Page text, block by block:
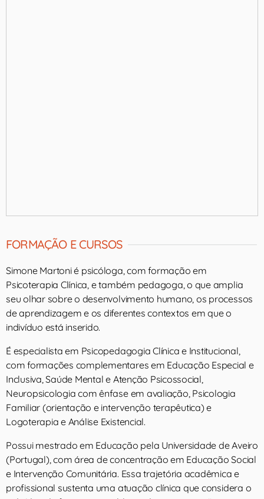
FORMAÇÃO E CURSOS
Simone Martoni é psicóloga, com formação em
Psicoterapia Clínica, e também pedagoga, o que amplia
seu olhar sobre o desenvolvimento humano, os processos
de aprendizagem e os diferentes contextos em que o
indivíduo está inserido.
É especialista em Psicopedagogia Clínica e Institucional,
com formações complementares em Educação Especial e
Inclusiva, Saúde Mental e Atenção Psicossocial,
Neuropsicologia com ênfase em avaliação, Psicologia
Familiar (orientação e intervenção terapêutica) e
Logoterapia e Análise Existencial.
Possui mestrado em Educação pela Universidade de Aveiro
(Portugal), com área de concentração em Educação Social
e Intervenção Comunitária. Essa trajetória acadêmica e
profissional sustenta uma atuação clínica que considera o